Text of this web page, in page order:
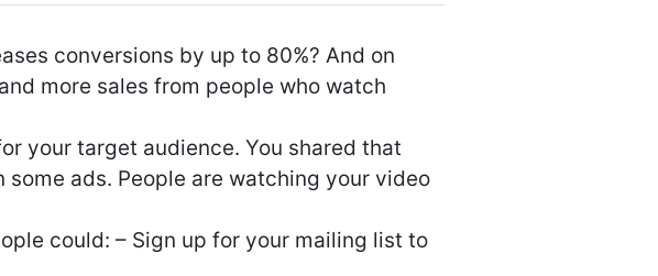
conversions by up to 80%? And on
more sales from people who watch
your target audience. You shared that
ads. People are watching your video
could: – Sign up for your mailing list to